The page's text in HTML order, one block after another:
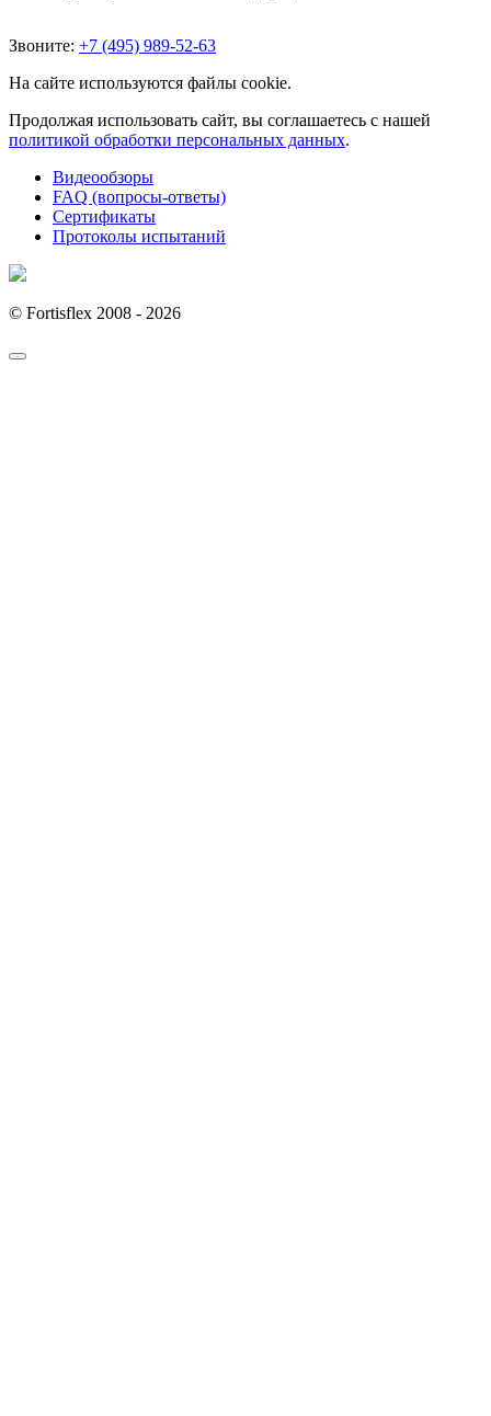
Звоните: +7 (495) 989-52-63
На сайте используются файлы cookie.
Продолжая использовать сайт, вы соглашаетесь с нашей
политикой обработки персональных данных.
Видеообзоры
FAQ (вопросы-ответы)
Сертификаты
Протоколы испытаний
© Fortisflex 2008 - 2026